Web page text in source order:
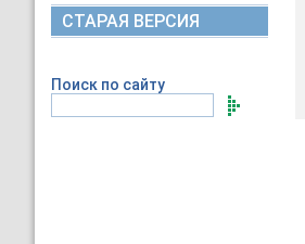
СТАРАЯ ВЕРСИЯ
Поиск по сайту